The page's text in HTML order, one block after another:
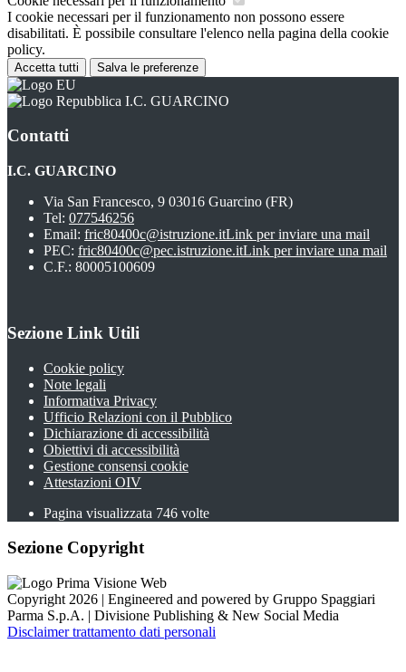
I cookie necessari per il funzionamento non possono essere
disabilitati. È possibile consultare l'elenco nella pagina della cookie
policy.
Accetta tutti Salva le preferenze
I.C. GUARCINO
Contatti
I.C. GUARCINO
Via San Francesco, 9 03016 Guarcino (FR)
Tel: 077546256
Email: fric80400c@istruzione.itLink per inviare una mail
PEC: fric80400c@pec.istruzione.itLink per inviare una mail
C.F.: 80005100609
Sezione Link Utili
Cookie policy
Note legali
Informativa Privacy
Ufficio Relazioni con il Pubblico
Dichiarazione di accessibilità
Obiettivi di accessibilità
Gestione consensi cookie
Attestazioni OIV
Pagina visualizzata 746 volte
Sezione Copyright
Copyright 2026 | Engineered and powered by Gruppo Spaggiari
Parma S.p.A. | Divisione Publishing & New Social Media
Disclaimer trattamento dati personali